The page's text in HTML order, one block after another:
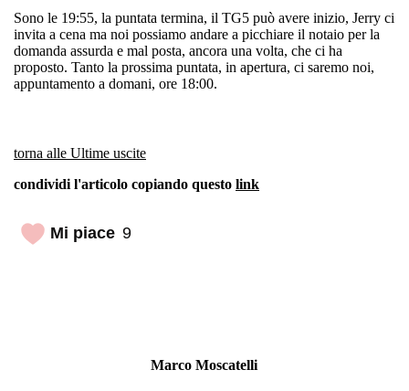
Sono le 19:55, la puntata termina, il TG5 può avere inizio, Jerry ci
invita a cena ma noi possiamo andare a picchiare il notaio per la
domanda assurda e mal posta, ancora una volta, che ci ha
proposto. Tanto la prossima puntata, in apertura, ci saremo noi,
appuntamento a domani, ore 18:00.
torna alle Ultime uscite
condividi l'articolo copiando questo link
Mi piace 9
Marco Moscatelli